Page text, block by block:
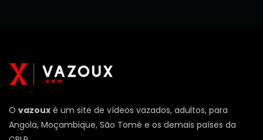
O vazoux é um site de vídeos vazados, adultos, para
Angola, Moçambique, São Tomé e os demais países da